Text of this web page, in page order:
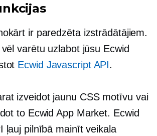
ir paredzēta izstrādātājiem.
varētu uzlabot jūsu Ecwid
Ecwid Javascript API.
izveidot jaunu CSS motīvu vai
to Ecwid App Market. Ecwid
ļauj pilnībā mainīt veikala